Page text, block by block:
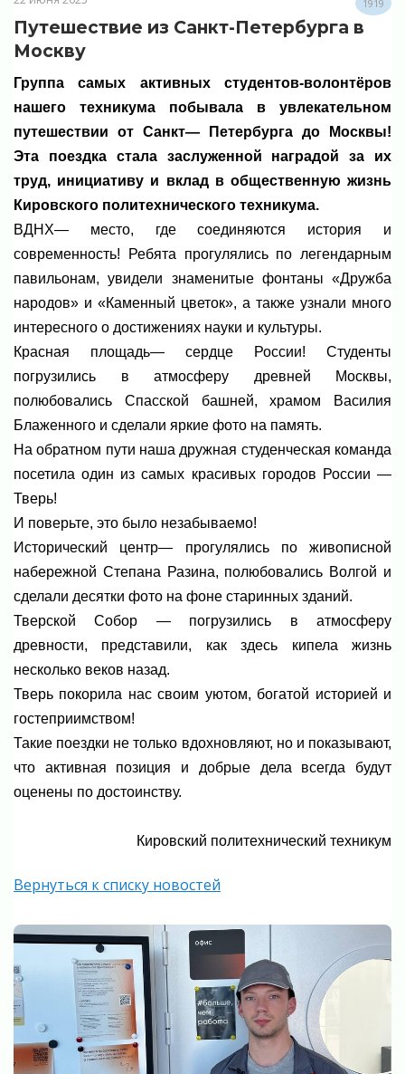
1919
Путешествие из Санкт-Петербурга в
Москву
Группа самых активных студентов-волонтёров
нашего техникума побывала в увлекательном
путешествии от Санкт— Петербурга до Москвы!
Эта поездка стала заслуженной наградой за их
труд, инициативу и вклад в общественную жизнь
Кировского политехнического техникума.
ВДНХ— место, где соединяются история и
современность! Ребята прогулялись по легендарным
павильонам, увидели знаменитые фонтаны «Дружба
народов» и «Каменный цветок», а также узнали много
интересного о достижениях науки и культуры.
Красная площадь— сердце России! Студенты
погрузились в атмосферу древней Москвы,
полюбовались Спасской башней, храмом Василия
Блаженного и сделали яркие фото на память.
На обратном пути наша дружная студенческая команда
посетила один из самых красивых городов России —
Тверь!
И поверьте, это было незабываемо!
Исторический центр— прогулялись по живописной
набережной Степана Разина, полюбовались Волгой и
сделали десятки фото на фоне старинных зданий.
Тверской Собор — погрузились в атмосферу
древности, представили, как здесь кипела жизнь
несколько веков назад.
Тверь покорила нас своим уютом, богатой историей и
гостеприимством!
Такие поездки не только вдохновляют, но и показывают,
что активная позиция и добрые дела всегда будут
оценены по достоинству.
Кировский политехнический техникум
Вернуться к списку новостей